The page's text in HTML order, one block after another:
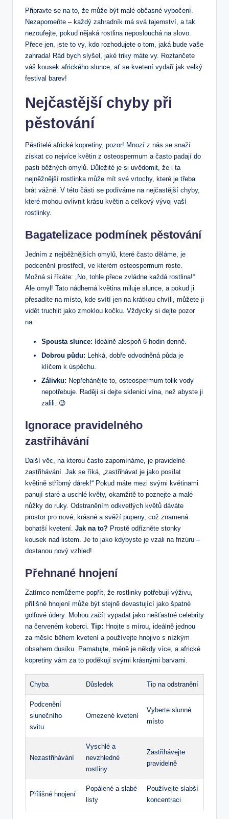
Připravte se na to, že může být malé občasné vybočení.
Nezapomeňte – každý zahradník má svá tajemství, a tak
nezoufejte, pokud nějaká rostlina neposlouchá na slovo.
Přece jen, jste to vy, kdo rozhodujete o tom, jaká bude vaše
zahrada! Rád bych slyšel, jaké triky máte vy. Roztančete
váš kousek afrického slunce, ať se kvetení vydaří jak velký
festival barev!
Nejčastější chyby při
pěstování
Pěstitelé africké kopretiny, pozor! Mnozí z nás se snaží
získat co nejvíce květin z osteospermum a často padají do
pasti běžných omylů. Důležité je si uvědomit, že i ta
nejněžnější rostlinka může mít své vrtochy, které je třeba
brát vážně. V této části se podíváme na nejčastější chyby,
které mohou ovlivnit krásu květin a celkový vývoj vaší
rostlinky.
Bagatelizace podmínek pěstování
Jedním z nejběžnějších omylů, které často děláme, je
podcenění prostředí, ve kterém osteospermum roste.
Možná si říkáte: „No, tohle přece zvládne každá rostlina!“
Ale omyl! Tato nádherná květina miluje slunce, a pokud ji
přesadíte na místo, kde svítí jen na krátkou chvíli, můžete ji
vidět truchlit jako zmoklou kočku. Vždycky si dejte pozor
na:
Spousta slunce: Ideálně alespoň 6 hodin denně.
Dobrou půdu: Lehká, dobře odvodněná půda je
klíčem k úspěchu.
Zálivku: Nepřehánějte to, osteospermum tolik vody
nepotřebuje. Raději si dejte sklenici vína, než abyste ji
zalili. 😉
Ignorace pravidelného
zastřihávání
Další věc, na kterou často zapomínáme, je pravidelné
zastřihávání. Jak se říká, „zastřihávat je jako posílat
květině stříbrný dárek!“ Pokud máte mezi svými květinami
panují staré a uschlé květy, okamžitě to poznejte a malé
nůžky do ruky. Odstraněním odkvetlých květů dáváte
prostor pro nové, krásné a svěží pupeny, což znamená
bohatší kvetení. Jak na to? Prostě odřízněte stonky
kousek nad listem. Je to jako kdybyste je vzali na frizúru –
dostanou nový vzhled!
Přehnané hnojení
Zatímco nemůžeme popřít, že rostlinky potřebují výživu,
přílišné hnojení může být stejně devastující jako špatné
golfové údery. Mohou začít vypadat jako nešťastné celebrity
na červeném koberci. Tip: Hnojte s mírou, ideálně jednou
za měsíc během kvetení a používejte hnojivo s nízkým
obsahem dusíku. Pamatujte, méně je někdy více, a africké
kopretiny vám za to poděkují svými krásnými barvami.
Chyba Důsledek Tip na odstranění
Podcenění
slunečního
svitu
Omezené kvetení
Vyberte slunné
místo
Nezastřihávání
Vyschlé a
nevzhledné
rostliny
Zastřihávejte
pravidelně
Přílišné hnojení
Popálené a slabé
listy
Používejte slabší
koncentraci